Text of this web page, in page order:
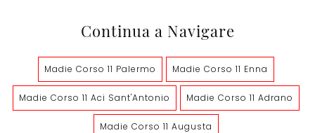
Continua a Navigare
Madie Corso 11 Palermo Madie Corso 11 Enna
Madie Corso 11 Aci Sant'Antonio Madie Corso 11 Adrano
Madie Corso 11 Augusta